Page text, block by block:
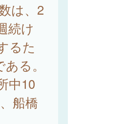
は、2
続け
るた
る。
中10
船橋